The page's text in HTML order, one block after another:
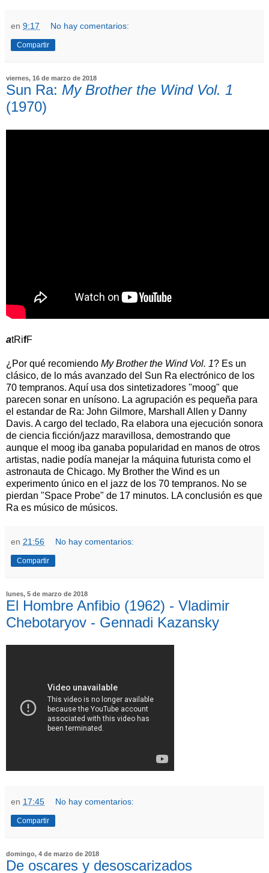
en 9:17 No hay comentarios:
Compartir
viernes, 16 de marzo de 2018
Sun Ra: My Brother the Wind Vol. 1
(1970)
atRifF
¿Por qué recomiendo My Brother the Wind Vol. 1? Es un
clásico, de lo más avanzado del Sun Ra electrónico de los
70 tempranos. Aquí usa dos sintetizadores "moog" que
parecen sonar en unísono. La agrupación es pequeña para
el estandar de Ra: John Gilmore, Marshall Allen y Danny
Davis. A cargo del teclado, Ra elabora una ejecución sonora
de ciencia ficción/jazz maravillosa, demostrando que
aunque el moog iba ganaba popularidad en manos de otros
artistas, nadie podía manejar la máquina futurista como el
astronauta de Chicago. My Brother the Wind es un
experimento único en el jazz de los 70 tempranos. No se
pierdan "Space Probe" de 17 minutos. LA conclusión es que
Ra es músico de músicos.
en 21:56 No hay comentarios:
Compartir
lunes, 5 de marzo de 2018
El Hombre Anfibio (1962) - Vladimir
Chebotaryov - Gennadi Kazansky
en 17:45 No hay comentarios:
Compartir
domingo, 4 de marzo de 2018
De oscares y desoscarizados